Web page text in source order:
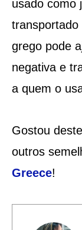
usado como
transportado
grego pode
negativa e
a quem o
Gostou
outros
Greece!